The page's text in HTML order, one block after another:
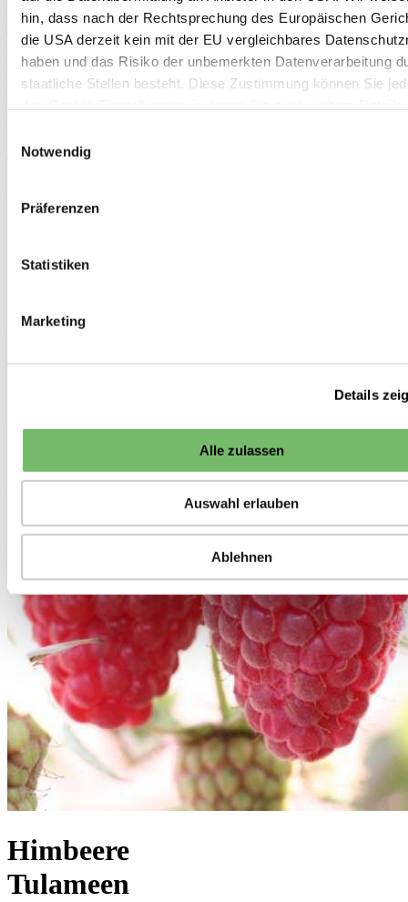
hin, dass nach der Rechtsprechung des Europäischen
die USA derzeit kein mit der EU vergleichbares
haben und das Risiko der unbemerkten Datenverarbeitung
staatliche Stellen besteht. Diese Zustimmung können Sie
Informationen zu Cookies finden Sie in
Notwendig
Präferenzen
Statistiken
Marketing
Details
Alle zulassen
Auswahl erlauben
Ablehnen
Pflanzkartoffeltabelle
Mehr anzeigen >>
Pflanzkartoffeltabelle
Boden & Düngung
Düngertabelle
Mulchen im Garten
Terra Preta
Mehr anzeigen >>
Zurück
Obstgehölze
<< Himbeeren
Himbeere
Tulameen